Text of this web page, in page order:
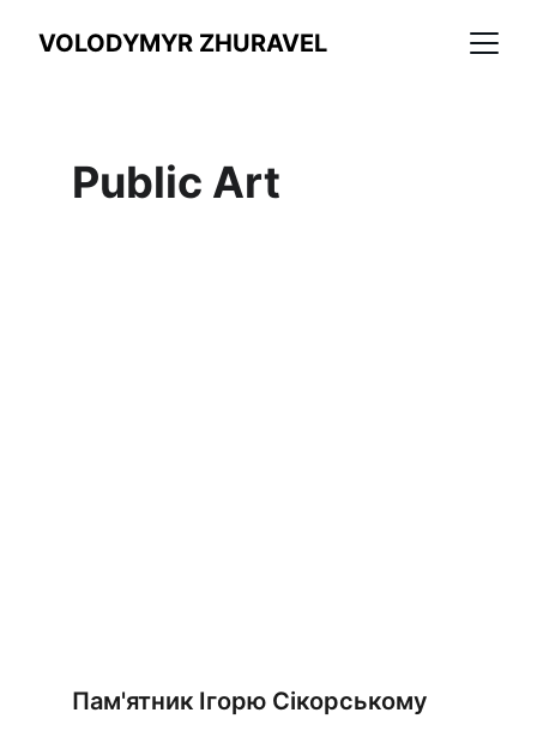
VOLODYMYR ZHURAVEL
Public Art
Пам'ятник Ігорю Сікорському